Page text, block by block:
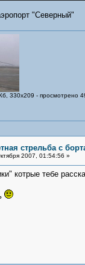
"Северный"
330x209 - просмотрено
стрельба с
2007, 01:54:56 »
котрые тебе